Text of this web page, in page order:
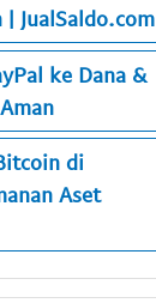
JualSaldo.com
ke Dana &
di
Aset